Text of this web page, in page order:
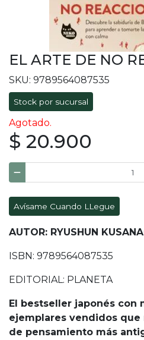
EL ARTE DE NO
SKU: 9789564087535
Stock por sucursal
Agotado.
$ 20.900
Avísame Cuando LLegue
AUTOR: RYUSHUN
ISBN: 9789564087535
EDITORIAL: PLANETA
El bestseller japonés con
ejemplares vendidos que
de pensamiento más